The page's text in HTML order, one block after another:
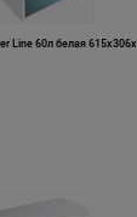
Line 60л белая